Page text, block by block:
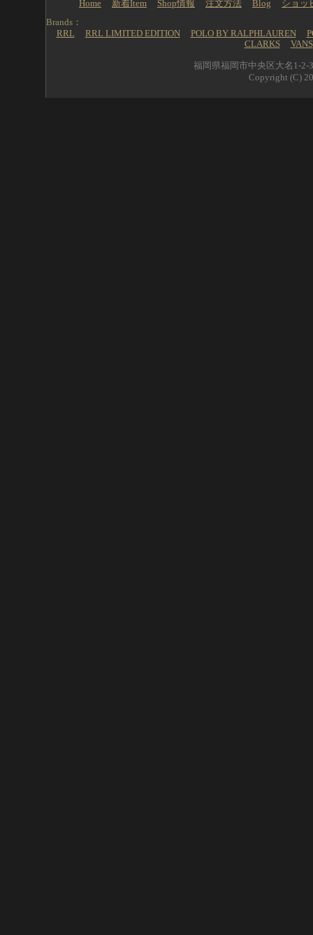
Home 新着Item Shop情報 注文方法 Blog
ショッ
Brands：
RRL
RRL LIMITED EDITION POLO BY RALPHLAUREN
CLARKS
VANS
福岡県福岡市中央区大名1-2-
Copyright (C)